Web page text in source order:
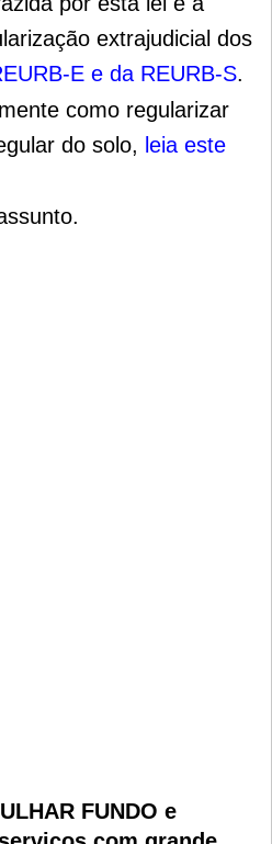
extrajudicial dos
E e da REURB-S.
como regularizar
do solo, leia este
FUNDO e